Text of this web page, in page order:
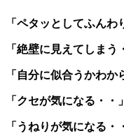
「ペタッとしてふんわ
「絶壁に見えてしまう
「自分に似合うかわ
「クセが気になる・・」
「うねりが気になる・